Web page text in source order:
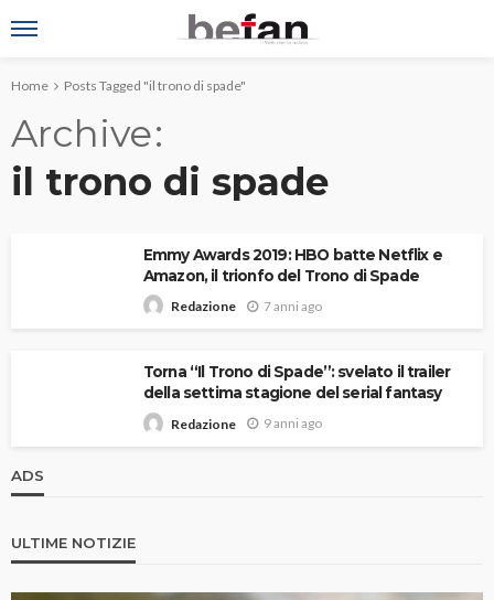
Home Posts Tagged "il trono di spade"
Archive
il trono di spade
Emmy Awards 2019: HBO batte Netflix e
Amazon, il trionfo del Trono di Spade
Redazione 7 anni ago
Torna “Il Trono di Spade”: svelato il trailer
della settima stagione del serial fantasy
Redazione 9 anni ago
ADS
ULTIME NOTIZIE